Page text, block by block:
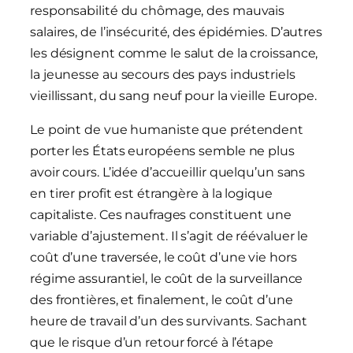
responsabilité du chômage, des mauvais
salaires, de l’insécurité, des épidémies. D’autres
les désignent comme le salut de la croissance,
la jeunesse au secours des pays industriels
vieillissant, du sang neuf pour la vieille Europe.
Le point de vue humaniste que prétendent
porter les États européens semble ne plus
avoir cours. L’idée d’accueillir quelqu’un sans
en tirer profit est étrangère à la logique
capitaliste. Ces naufrages constituent une
variable d’ajustement. Il s’agit de réévaluer le
coût d’une traversée, le coût d’une vie hors
régime assurantiel, le coût de la surveillance
des frontières, et finalement, le coût d’une
heure de travail d’un des survivants. Sachant
que le risque d’un retour forcé à l’étape